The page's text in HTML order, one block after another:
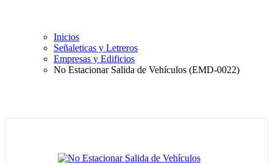
Inicios
Señaleticas y Letreros
Empresas y Edificios
No Estacionar Salida de Vehículos (EMD-0022)